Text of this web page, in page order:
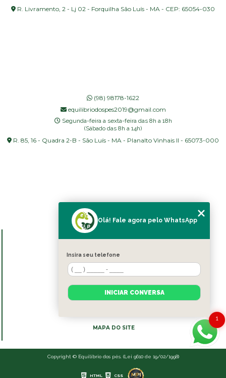
R. Livramento, 2 - Lj 02 - Forquilha São Luís - MA - CEP: 65054-030
(98) 98178-1622
equilibriodospes2019@gmail.com
Segunda-feira a sexta-feira das 8h a 18h
(Sábado das 8h a 14h)
R. 85, 16 - Quadra 2-B - São Luís - MA - Planalto Vinhais II - 65073-000
SOBRE NÓS
BLOG
CONTATO
MAPA DO SITE
Copyright © Equilíbrio dos pés. (Lei 9610 de 19/02/1998)
HTML CSS
1
Olá! Fale agora pelo WhatsApp
Insira seu telefone
INICIAR CONVERSA